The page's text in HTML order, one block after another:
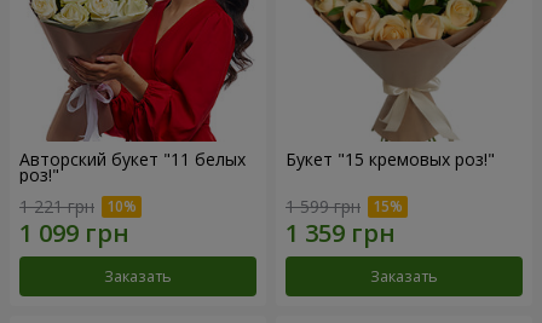
Авторский букет "11 белых
роз!"
1 221 грн
Заказать
Букет "15 кремовых роз!"
1 599 грн
Заказать